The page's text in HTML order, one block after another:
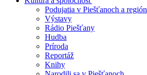
Podujatia v Piešťanoch a región
Výstavy
Rádio Piešťany
Hudba
Príroda
Reportáž
Knihy